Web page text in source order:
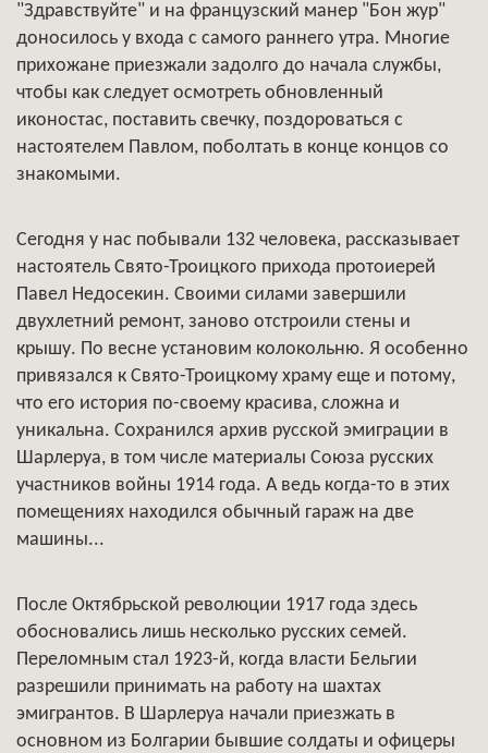
"Здравствуйте" и на французский манер "Бон жур"
доносилось у входа с самого раннего утра. Многие
прихожане приезжали задолго до начала службы,
чтобы как следует осмотреть обновленный
иконостас, поставить свечку, поздороваться с
настоятелем Павлом, поболтать в конце концов со
знакомыми.
Сегодня у нас побывали 132 человека, рассказывает
настоятель Свято-Троицкого прихода протоиерей
Павел Недосекин. Своими силами завершили
двухлетний ремонт, заново отстроили стены и
крышу. По весне установим колокольню. Я особенно
привязался к Свято-Троицкому храму еще и потому,
что его история по-своему красива, сложна и
уникальна. Сохранился архив русской эмиграции в
Шарлеруа, в том числе материалы Союза русских
участников войны 1914 года. А ведь когда-то в этих
помещениях находился обычный гараж на две
машины...
После Октябрьской революции 1917 года здесь
обосновались лишь несколько русских семей.
Переломным стал 1923-й, когда власти Бельгии
разрешили принимать на работу на шахтах
эмигрантов. В Шарлеруа начали приезжать в
основном из Болгарии бывшие солдаты и офицеры